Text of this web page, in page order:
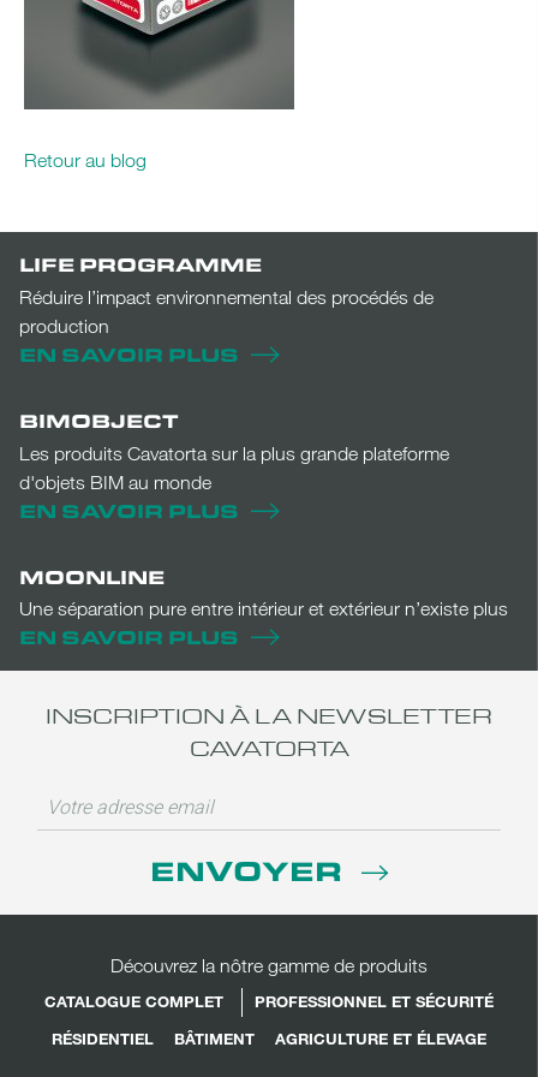
Retour au blog
LIFE PROGRAMME
Réduire l’impact environnemental des procédés de
production
EN SAVOIR PLUS
BIMOBJECT
Les produits Cavatorta sur la plus grande plateforme
d'objets BIM au monde
EN SAVOIR PLUS
MOONLINE
Une séparation pure entre intérieur et extérieur n’existe plus
EN SAVOIR PLUS
INSCRIPTION À LA NEWSLETTER
CAVATORTA
ENVOYER
Découvrez la nôtre gamme de produits
CATALOGUE COMPLET
PROFESSIONNEL ET SÉCURITÉ
RÉSIDENTIEL
BÂTIMENT AGRICULTURE ET ÉLEVAGE